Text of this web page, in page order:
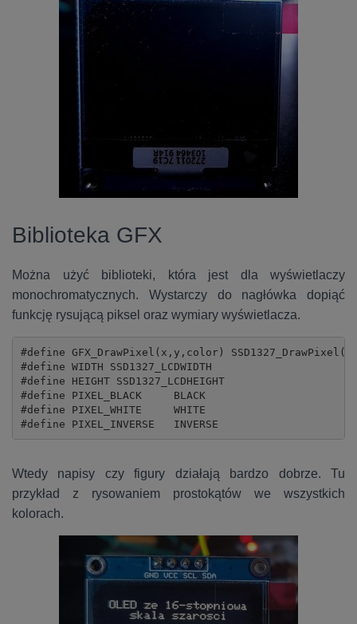
Biblioteka GFX
Można użyć biblioteki, która jest dla wyświetlaczy
monochromatycznych. Wystarczy do nagłówka dopiąć
funkcję rysującą piksel oraz wymiary wyświetlacza.
#define GFX_DrawPixel(x,y,color)
#define WIDTH SSD1327_LCDWIDTH
#define HEIGHT SSD1327_LCDHEIGHT
#define PIXEL_BLACK	BLACK
#define PIXEL_WHITE	WHITE
#define PIXEL_INVERSE	INVERSE
Wtedy napisy czy figury działają bardzo dobrze. Tu
przykład z rysowaniem prostokątów we wszystkich
kolorach.